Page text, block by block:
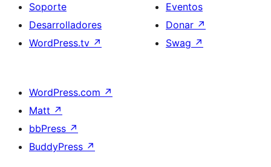
Soporte
Desarrolladores
WordPress.tv ↗
Eventos
Donar ↗
Swag ↗
WordPress.com ↗
Matt ↗
bbPress ↗
BuddyPress ↗